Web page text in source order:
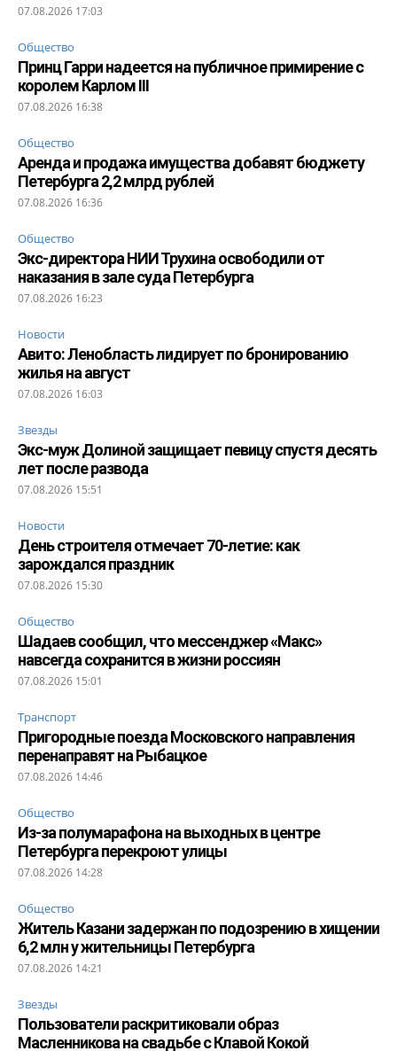
07.08.2026 17:03
Общество
Принц Гарри надеется на публичное примирение с
королем Карлом III
07.08.2026 16:38
Общество
Аренда и продажа имущества добавят бюджету
Петербурга 2,2 млрд рублей
07.08.2026 16:36
Общество
Экс-директора НИИ Трухина освободили от
наказания в зале суда Петербурга
07.08.2026 16:23
Новости
Авито: Ленобласть лидирует по бронированию
жилья на август
07.08.2026 16:03
Звезды
Экс-муж Долиной защищает певицу спустя десять
лет после развода
07.08.2026 15:51
Новости
День строителя отмечает 70-летие: как
зарождался праздник
07.08.2026 15:30
Общество
Шадаев сообщил, что мессенджер «Макс»
навсегда сохранится в жизни россиян
07.08.2026 15:01
Транспорт
Пригородные поезда Московского направления
перенаправят на Рыбацкое
07.08.2026 14:46
Общество
Из-за полумарафона на выходных в центре
Петербурга перекроют улицы
07.08.2026 14:28
Общество
Житель Казани задержан по подозрению в хищении
6,2 млн у жительницы Петербурга
07.08.2026 14:21
Звезды
Пользователи раскритиковали образ
Масленникова на свадьбе с Клавой Кокой